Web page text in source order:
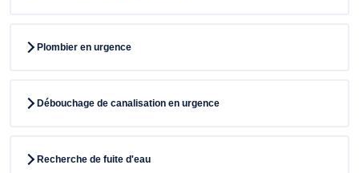
Plombier en urgence
Débouchage de canalisation en urgence
Recherche de fuite d'eau